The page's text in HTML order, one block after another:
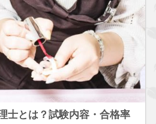
士とは？試験内容・合格率